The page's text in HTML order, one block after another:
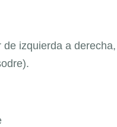
izquierda a